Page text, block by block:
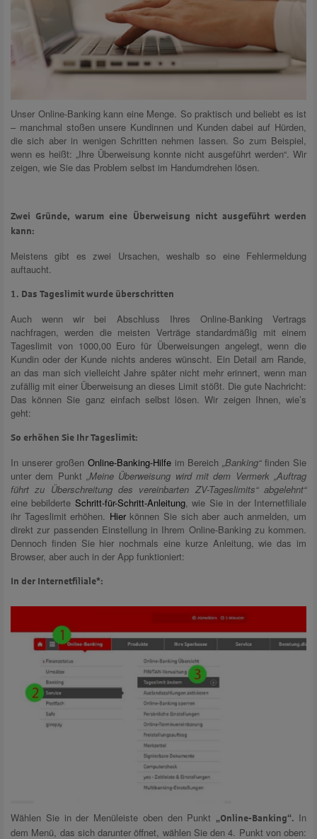
Unser Online-Banking kann eine Menge. So praktisch und beliebt es ist
– manchmal stoßen unsere Kundinnen und Kunden dabei auf Hürden,
die sich aber in wenigen Schritten nehmen lassen. So zum Beispiel,
wenn es heißt: „Ihre Überweisung konnte nicht ausgeführt werden“. Wir
zeigen, wie Sie das Problem selbst im Handumdrehen lösen.
Zwei Gründe, warum eine Überweisung nicht ausgeführt werden
kann:
Meistens gibt es zwei Ursachen, weshalb so eine Fehlermeldung
auftaucht.
1. Das Tageslimit wurde überschritten
Auch wenn wir bei Abschluss Ihres Online-Banking Vertrags
nachfragen, werden die meisten Verträge standardmäßig mit einem
Tageslimit von 1000,00 Euro für Überweisungen angelegt, wenn die
Kundin oder der Kunde nichts anderes wünscht. Ein Detail am Rande,
an das man sich vielleicht Jahre später nicht mehr erinnert, wenn man
zufällig mit einer Überweisung an dieses Limit stößt. Die gute Nachricht:
Das können Sie ganz einfach selbst lösen. Wir zeigen Ihnen, wie’s
geht:
So erhöhen Sie Ihr Tageslimit:
In unserer großen Online-Banking-Hilfeim Bereich„Banking“finden Sie
unter dem Punkt „Meine Überweisung wird mit dem Vermerk „Auftrag
führt zu Überschreitung des vereinbarten ZV-Tageslimits“ abgelehnt“
eine bebilderte Schritt-für-Schritt-Anleitung, wie Sie in der Internetfiliale
ihr Tageslimit erhöhen. Hierkönnen Sie sich aber auch anmelden, um
direkt zur passenden Einstellung in Ihrem Online-Banking zu kommen.
Dennoch finden Sie hier nochmals eine kurze Anleitung, wie das im
Browser, aber auch in der App funktioniert:
In der Internetfiliale*:
Wählen Sie in der Menüleiste oben den Punkt„Online-Banking“. In
dem Menü, das sich darunter öffnet, wählen Sie den 4. Punkt von oben: